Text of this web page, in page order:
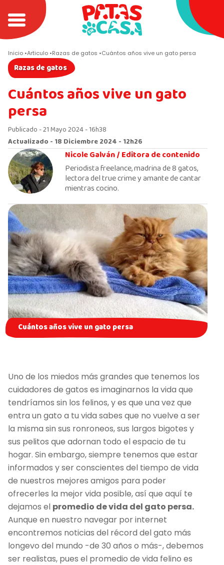
Inicio Articulo Razas de gatos Cuántos años vive un gato persa
Razas de gatos
Cuántos años vive un gato
persa
Publicado - 21 Mayo 2024 - 16h38
Actualizado - 18 Diciembre 2024 - 12h26
Nicole Galván /Editora de contenido
Periodista freelance, madrina de 8 gatos,
lectora del true crime y amante de cantar
mientras cocino.
Cuántos años vive un gato persa
Uno de los miedos más grandes que tenemos los
cuidadores de gatos es imaginarnos la vida que
tendríamos sin los felinos, y es que una vez que
entra un gato a tu vida sabes que no vuelve a ser
la misma sin sus ronroneos, sus largos bigotes y
sus pelitos que adornan todo el espacio de tu
hogar. Sin embargo, siempre tenemos que estar
informados y ser conscientes del tiempo de vida
de nuestros mejores amigos para poder
ofrecerles la mejor vida posible, así que aquí te
dejamos el promedio de vida del gato persa.
Aunque en nuestro navegar por internet
encontremos noticias del récord del gato más
longevo del mundo -de 30 años o más-, debemos
ser realistas, pues el promedio de vida felino es